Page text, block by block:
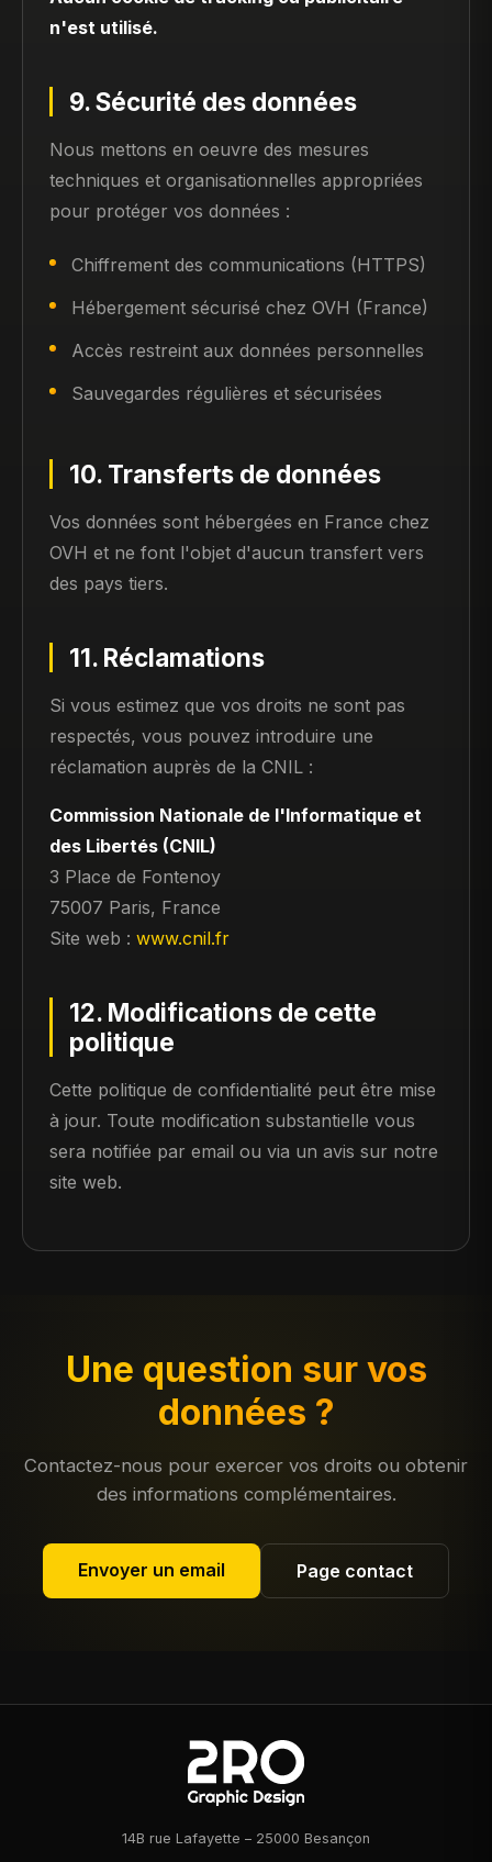
n'est utilisé.
9. Sécurité des données
Nous mettons en oeuvre des mesures
techniques et organisationnelles appropriées
pour protéger vos données :
Chiffrement des communications (HTTPS)
Hébergement sécurisé chez OVH (France)
Accès restreint aux données personnelles
Sauvegardes régulières et sécurisées
10. Transferts de données
Vos données sont hébergées en France chez
OVH et ne font l'objet d'aucun transfert vers
des pays tiers.
11. Réclamations
Si vous estimez que vos droits ne sont pas
respectés, vous pouvez introduire une
réclamation auprès de la CNIL :
Commission Nationale de l'Informatique et
des Libertés (CNIL)
3 Place de Fontenoy
75007 Paris, France
Site web : www.cnil.fr
12. Modifications de cette
politique
Cette politique de confidentialité peut être mise
à jour. Toute modification substantielle vous
sera notifiée par email ou via un avis sur notre
site web.
Une question sur vos
données ?
Contactez-nous pour exercer vos droits ou obtenir
des informations complémentaires.
Envoyer un email Page contact
14B rue Lafayette – 25000 Besançon